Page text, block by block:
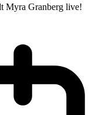
Myra Granberg live!